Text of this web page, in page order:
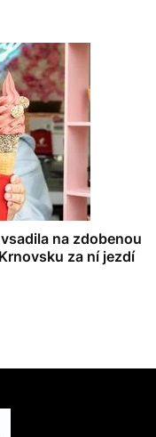
na zdobenou
za ní jezdí